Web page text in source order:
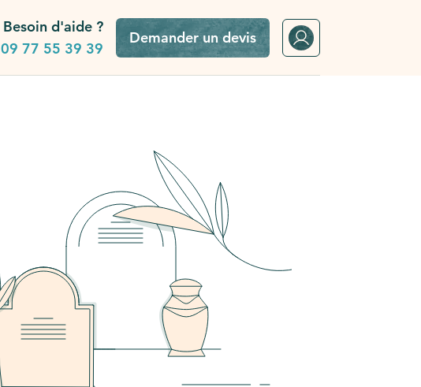
Besoin d'aide ?
09 77 55 39 39
Demander un devis